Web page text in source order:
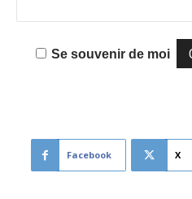
Se souvenir de moi
Facebook X